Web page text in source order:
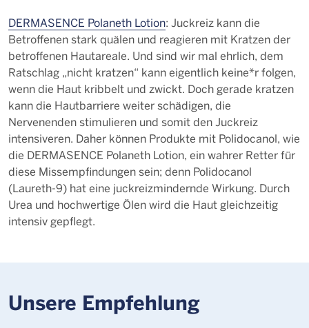
DERMASENCE Polaneth Lotion: Juckreiz kann die
Betroffenen stark quälen und reagieren mit Kratzen der
betroffenen Hautareale. Und sind wir mal ehrlich, dem
Ratschlag „nicht kratzen“ kann eigentlich keine*r folgen,
wenn die Haut kribbelt und zwickt. Doch gerade kratzen
kann die Hautbarriere weiter schädigen, die
Nervenenden stimulieren und somit den Juckreiz
intensiveren. Daher können Produkte mit Polidocanol, wie
die DERMASENCE Polaneth Lotion, ein wahrer Retter für
diese Missempfindungen sein; denn Polidocanol
(Laureth-9) hat eine juckreizmindernde Wirkung. Durch
Urea und hochwertige Ölen wird die Haut gleichzeitig
intensiv gepflegt.
Unsere Empfehlung